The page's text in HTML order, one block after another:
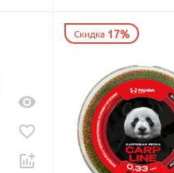
Скидка 17%